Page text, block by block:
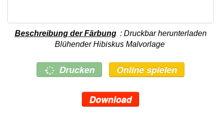
Beschreibung der Färbung : Druckbar herunterladen
Blühender Hibiskus Malvorlage
Drucken Online spielen
Download